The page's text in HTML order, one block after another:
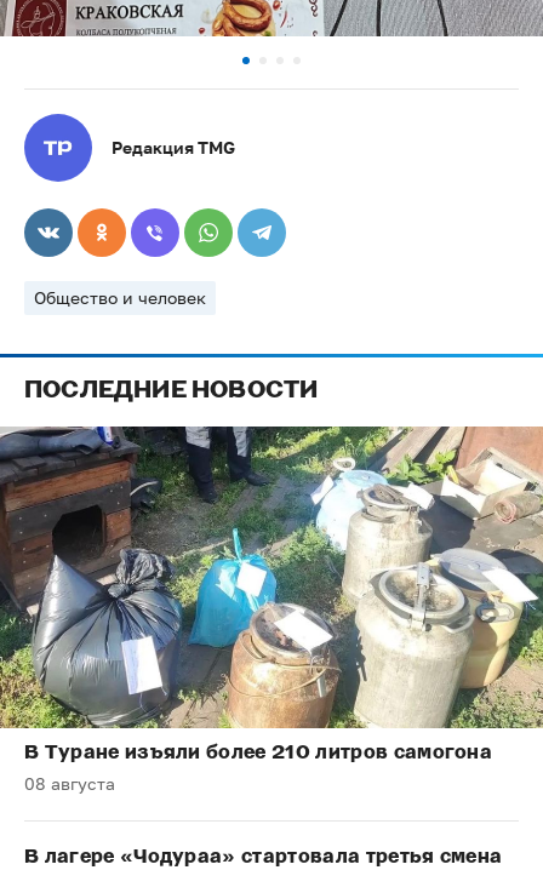
Редакция TMG
Общество и человек
ПОСЛЕДНИЕ НОВОСТИ
В Туране изъяли более 210 литров самогона
08 августа
В лагере «Чодураа» стартовала третья смена